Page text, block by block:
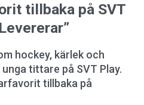
tillbaka på SVT
hockey, kärlek och
tittare på SVT Play.
tillbaka på